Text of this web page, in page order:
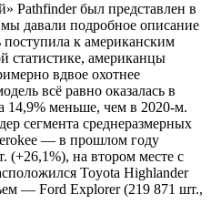
был представлен в
давали подробное описание
к американским
статистике, американцы
вдвое охотнее
всё равно оказалась в
14,9% меньше, чем в 2020-м.
сегмента среднеразмерных
— в прошлом году
(+26,1%), на втором месте с
Toyota Highlander
— Ford Explorer (219 871 шт.,